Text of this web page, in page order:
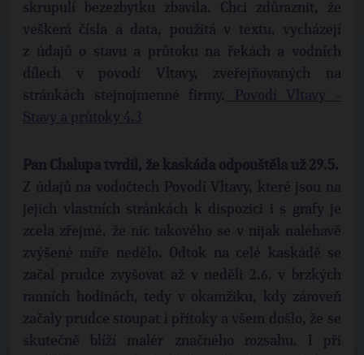
skrupulí bezezbytku zbavila. Chci zdůraznit, že
veškerá čísla a data, použitá v textu, vycházejí
z údajů o stavu a průtoku na řekách a vodních
dílech v povodí Vltavy, zveřejňovaných na
stránkách stejnojmenné firmy.
Pan Chalupa tvrdil, že kaskáda odpouštěla už 29.5.
Z údajů na vodočtech Povodí Vltavy, které jsou na
jejich vlastních stránkách k dispozici i s grafy je
zcela zřejmé, že nic takového se v nijak naléhavě
zvýšené míře nedělo. Odtok na celé kaskádě se
začal prudce zvyšovat až v neděli 2.6. v brzkých
ranních hodinách, tedy v okamžiku, kdy zároveň
začaly prudce stoupat i přítoky a všem došlo, že se
skutečně blíží malér značného rozsahu. I při